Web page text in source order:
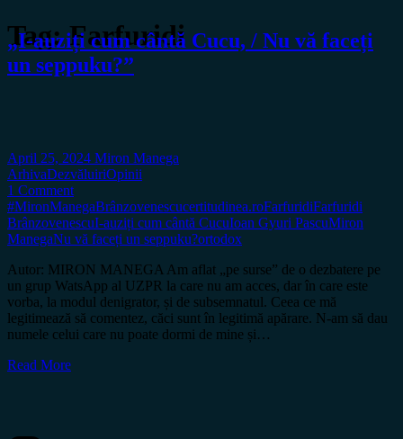
Tag:Farfuridi
„I-auziți cum cântă Cucu, / Nu vă faceți
un seppuku?”
April 25, 2024 Miron Manega
ArhivaDezvăluiriOpinii
1 Comment
#MironManegaBrânzovenescucertitudinea.roFarfuridiFarfuridi
BrânzovenescuI-auziți cum cântă CucuIoan Gyuri PascuMiron
ManegaNu vă faceți un seppuku?ortodox
Autor: MIRON MANEGA Am aflat „pe surse” de o dezbatere pe
un grup WatsApp al UZPR la care nu am acces, dar în care este
vorba, la modul denigrator, și de subsemnatul. Ceea ce mă
legitimează să comentez, căci sunt în legitimă apărare. N-am să dau
numele celui care nu poate dormi de mine și…
Read More